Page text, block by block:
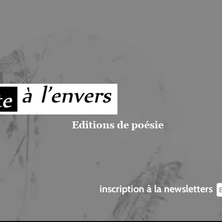
Editions de poésie
inscription à la newsletters